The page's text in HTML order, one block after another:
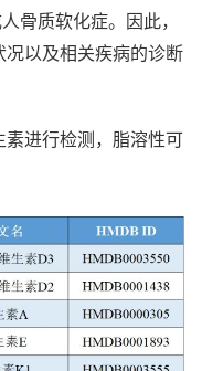
骨质软化症。因此，
以及相关疾病的诊断
素进行检测，脂溶性可